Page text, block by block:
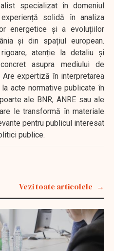
specializat în domeniul
solidă în analiza
energetice și a evoluțiilor
și din spațiul european.
atenție la detaliu și
asupra mediului de
expertiză în interpretarea
acte normative publicate în
ale BNR, ANRE sau ale
le transformă în materiale
pentru publicul interesat
publice.
Vezi toate articolele